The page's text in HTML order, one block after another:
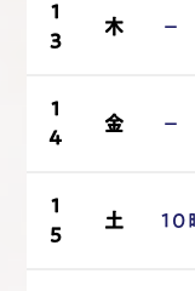
1
3
木 －
1
4
金 －
1
5
土 10